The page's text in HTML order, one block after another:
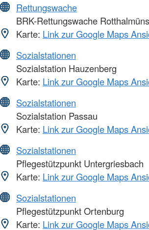
Rettungswache
BRK-Rettungswache
Karte: Link zur Google Maps
Sozialstationen
Sozialstation Hauzenberg
Karte: Link zur Google Maps
Sozialstationen
Sozialstation Passau
Karte: Link zur Google Maps
Sozialstationen
Pflegestützpunkt Untergriesbach
Karte: Link zur Google Maps
Sozialstationen
Pflegestützpunkt Ortenburg
Karte: Link zur Google Maps